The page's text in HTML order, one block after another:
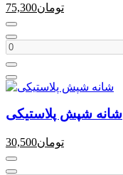
75,300تومان
شانه شپش پلاستیکی
30,500تومان